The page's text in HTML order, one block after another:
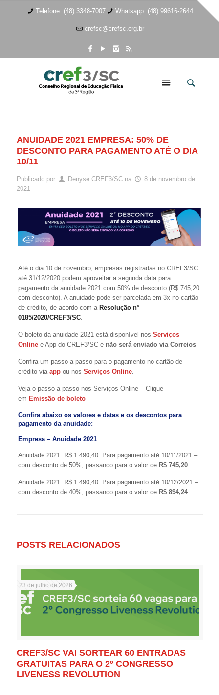
Telefone: (48) 3348-7007 Whatsapp: (48) 99616-2644
crefsc@crefsc.org.br
ANUIDADE 2021 EMPRESA: 50% DE
DESCONTO PARA PAGAMENTO ATÉ O DIA
10/11
Publicado por Denyse CREF3/SC na
8 de novembro de
2021
Até o dia 10 de novembro, empresas registradas no CREF3/SC
até 31/12/2020 podem aproveitar a segunda data para
pagamento da anuidade 2021 com 50% de desconto (R$ 745,20
com desconto). A anuidade pode ser parcelada em 3x no cartão
de crédito, de acordo com a Resolução n°
0185/2020/CREF3/SC
O boleto da anuidade 2021 está disponível nosServiços
Online e App do CREF3/SC e não será enviado via Correios
Confira um passo a passo para o pagamento no cartão de
crédito viaapp ou nosServiços Online
Veja o passo a passo nos Serviços Online – Clique
em Emissão de boleto
Confira abaixo os valores e datas e os descontos para
pagamento da anuidade:
Empresa – Anuidade 2021
Anuidade 2021: R$ 1.490,40. Para pagamento até 10/11/2021 –
com desconto de 50%, passando para o valor de R$ 745,20
Anuidade 2021: R$ 1.490,40. Para pagamento até 10/12/2021 –
com desconto de 40%, passando para o valor de R$ 894,24
POSTS RELACIONADOS
23 de julho de 2026
CREF3/SC VAI SORTEAR 60 ENTRADAS
GRATUITAS PARA O 2º CONGRESSO
LIVENESS REVOLUTION